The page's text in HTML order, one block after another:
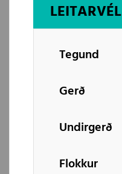
LEITARVÉL
Tegund
Gerð
Undirgerð
Flokkur